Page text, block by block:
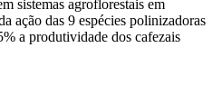
sistemas agroflorestais em
ação das 9 espécies polinizadoras
a produtividade dos cafezais